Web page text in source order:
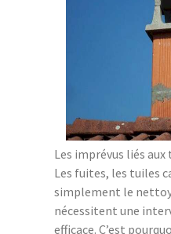
Les imprévus liés
Les fuites, les tuiles
simplement le
nécessitent une
efficace. C’est